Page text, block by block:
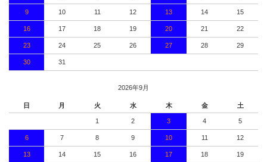
9 10 11 12 13 14 15
16 17 18 19 20 21 22
23 24 25 26 27 28 29
30 31
2026年9月
日 月 火 水 木 金 土
1 2 3 4 5
6 7 8 9 10 11 12
13 14 15 16 17 18 19